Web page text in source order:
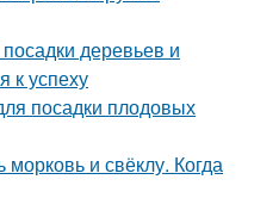
деревьев и
к успеху
посадки плодовых
и свёклу. Когда